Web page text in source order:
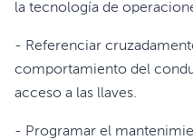
la tecnología de
- Referenciar
comportamiento del
acceso a las llaves.
- Programar el